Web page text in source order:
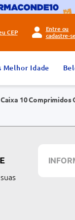
CEP
Entre ou
cadastre-
Melhor Idade
10